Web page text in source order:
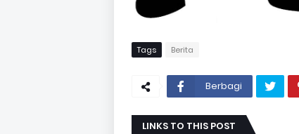
Tags Berita
Berbagi
LINKS TO THIS POST